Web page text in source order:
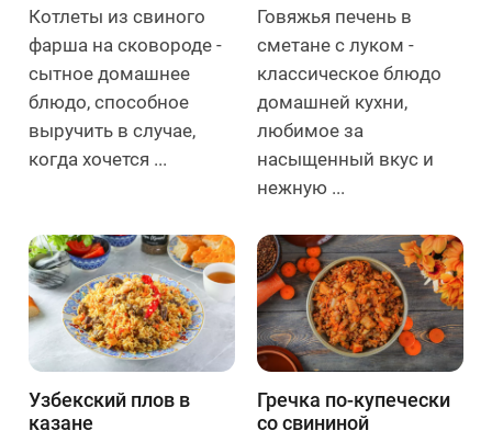
Котлеты из свиного
фарша на сковороде -
сытное домашнее
блюдо, способное
выручить в случае,
когда хочется ...
Говяжья печень в
сметане с луком -
классическое блюдо
домашней кухни,
любимое за
насыщенный вкус и
нежную ...
Узбекский плов в
казане
Гречка по-купечески
со свининой